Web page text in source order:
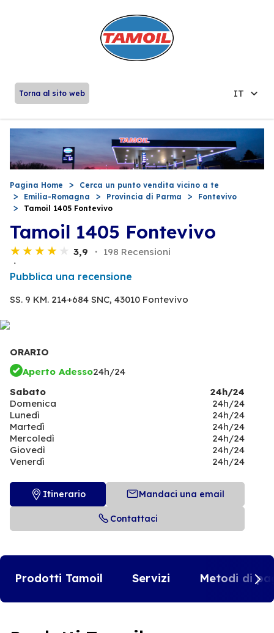
Torna al sito web IT
Pagina Home
Cerca un punto vendita vicino a te
Emilia-Romagna
Provincia di Parma
Fontevivo
Tamoil 1405 Fontevivo
Tamoil 1405 Fontevivo
3,9 198 Recensioni
Pubblica una recensione
SS. 9 KM. 214+684 SNC, 43010 Fontevivo
ORARIO
Aperto Adesso24h/24
Sabato
24h/24
Domenica
24h/24
Lunedì
24h/24
Martedì
24h/24
Mercoledì
24h/24
Giovedì
24h/24
Venerdì
24h/24
Itinerario Mandaci una email
Contattaci
Prodotti Tamoil Servizi Metodi di